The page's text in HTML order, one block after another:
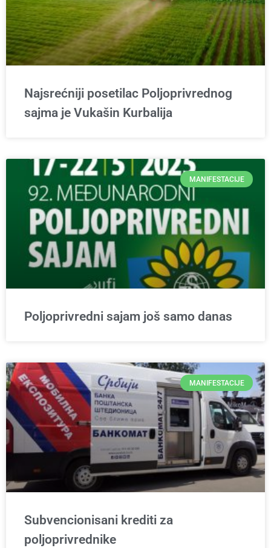
Najsrećniji posetilac Poljoprivrednog
sajma je Vukašin Kurbalija
MANIFESTACIJE
Poljoprivredni sajam još samo danas
MANIFESTACIJE
Subvencionisani krediti za
poljoprivrednike